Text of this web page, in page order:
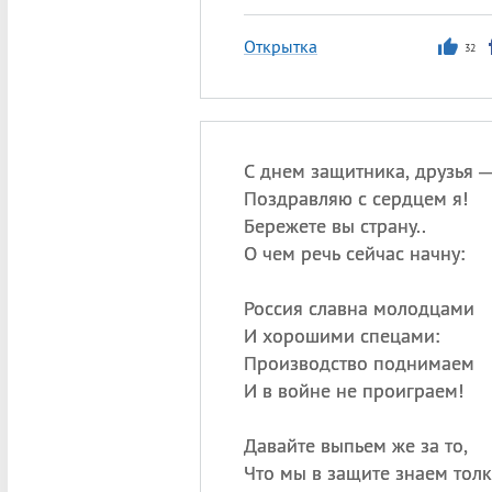
Открытка 32
С днем защитника, друзья
Поздравляю с сердцем я!
Бережете вы страну..
О чем речь сейчас начну:
Россия славна молодцами
И хорошими спецами:
Производство поднимаем
И в войне не проиграем!
Давайте выпьем же за то,
Что мы в защите знаем